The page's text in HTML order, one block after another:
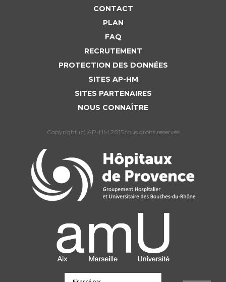
CONTACT
PLAN
FAQ
RECRUTEMENT
PROTECTION DES DONNÉES
SITES AP-HM
SITES PARTENAIRES
NOUS CONNAÎTRE
Copyright (c) AP-HM 2015 tous droits reservés